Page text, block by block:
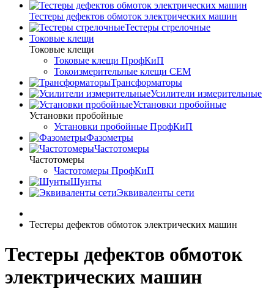
Тестеры дефектов обмоток электрических машин
Тестеры стрелочные
Токовые клещи
Токовые клещи
Токовые клещи ПрофКиП
Токоизмерительные клещи CEM
Трансформаторы
Усилители измерительные
Установки пробойные
Установки пробойные
Установки пробойные ПрофКиП
Фазометры
Частотомеры
Частотомеры
Частотомеры ПрофКиП
Шунты
Эквиваленты сети
Тестеры дефектов обмоток электрических машин
Тестеры дефектов обмоток
электрических машин